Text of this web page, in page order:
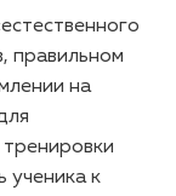
правильном
на
ученика к